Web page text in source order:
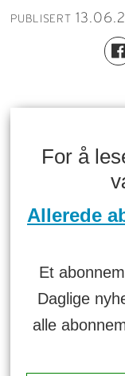
PUBLISERT
For å
Allerede
Et
Daglige
alle